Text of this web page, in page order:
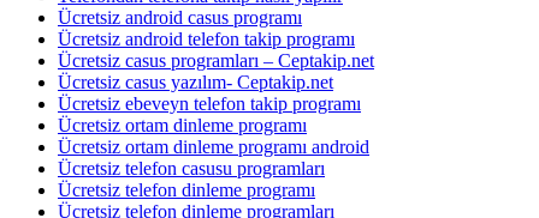
Ücretsiz android casus programı
Ücretsiz android telefon takip programı
Ücretsiz casus programları – Ceptakip.net
Ücretsiz casus yazılım- Ceptakip.net
Ücretsiz ebeveyn telefon takip programı
Ücretsiz ortam dinleme programı
Ücretsiz ortam dinleme programı android
Ücretsiz telefon casusu programları
Ücretsiz telefon dinleme programı
Ücretsiz telefon dinleme programları